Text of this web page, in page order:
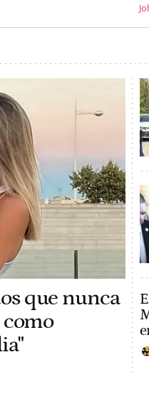
que nunca
como